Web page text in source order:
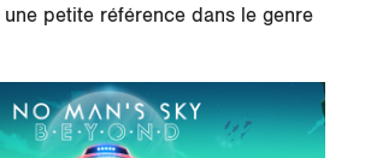
une petite référence dans le genre